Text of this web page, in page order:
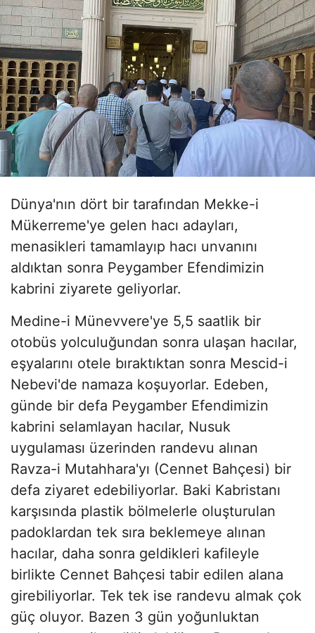
Dünya'nın dört bir tarafından Mekke-i
Mükerreme'ye gelen hacı adayları,
menasikleri tamamlayıp hacı unvanını
aldıktan sonra Peygamber Efendimizin
kabrini ziyarete geliyorlar.
Medine-i Münevvere'ye 5,5 saatlik bir
otobüs yolculuğundan sonra ulaşan hacılar,
eşyalarını otele bıraktıktan sonra Mescid-i
Nebevi'de namaza koşuyorlar. Edeben,
günde bir defa Peygamber Efendimizin
kabrini selamlayan hacılar, Nusuk
uygulaması üzerinden randevu alınan
Ravza-i Mutahhara'yı (Cennet Bahçesi) bir
defa ziyaret edebiliyorlar. Baki Kabristanı
karşısında plastik bölmelerle oluşturulan
padoklardan tek sıra beklemeye alınan
hacılar, daha sonra geldikleri kafileyle
birlikte Cennet Bahçesi tabir edilen alana
girebiliyorlar. Tek tek ise randevu almak çok
güç oluyor. Bazen 3 gün yoğunluktan